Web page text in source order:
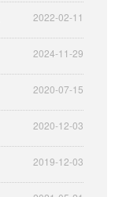
2022-02-11
2024-11-29
2020-07-15
2020-12-03
2019-12-03